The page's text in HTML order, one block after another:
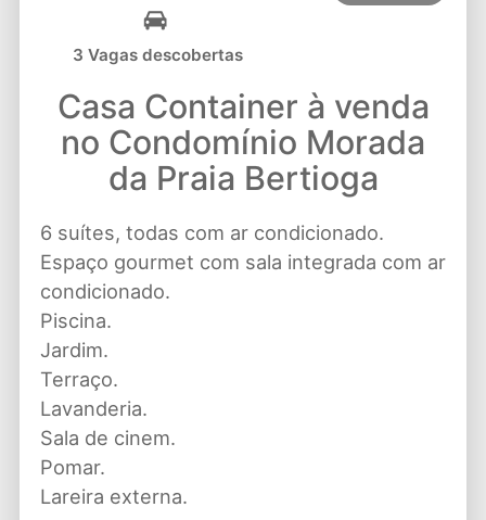
3 Vagas descobertas
Casa Container à venda
no Condomínio Morada
da Praia Bertioga
6 suítes, todas com ar condicionado.
Espaço gourmet com sala integrada com ar
condicionado.
Piscina.
Jardim.
Terraço.
Lavanderia.
Sala de cinem.
Pomar.
Lareira externa.